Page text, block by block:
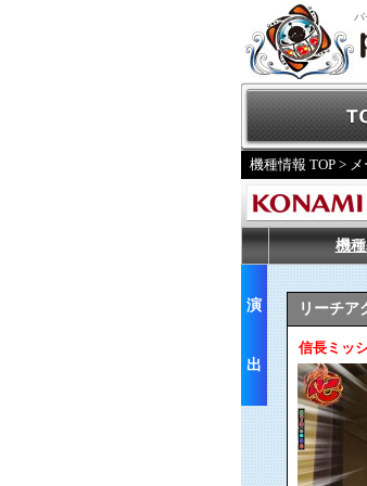
機種情報 TOP >
機
演
出
リーチア
信長ミッ